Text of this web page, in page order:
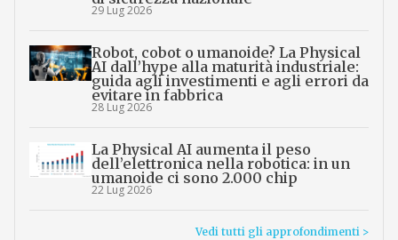
29 Lug 2026
Robot, cobot o umanoide? La Physical
AI dall’hype alla maturità industriale:
guida agli investimenti e agli errori da
evitare in fabbrica
28 Lug 2026
La Physical AI aumenta il peso
dell’elettronica nella robotica: in un
umanoide ci sono 2.000 chip
22 Lug 2026
Vedi tutti gli approfondimenti >